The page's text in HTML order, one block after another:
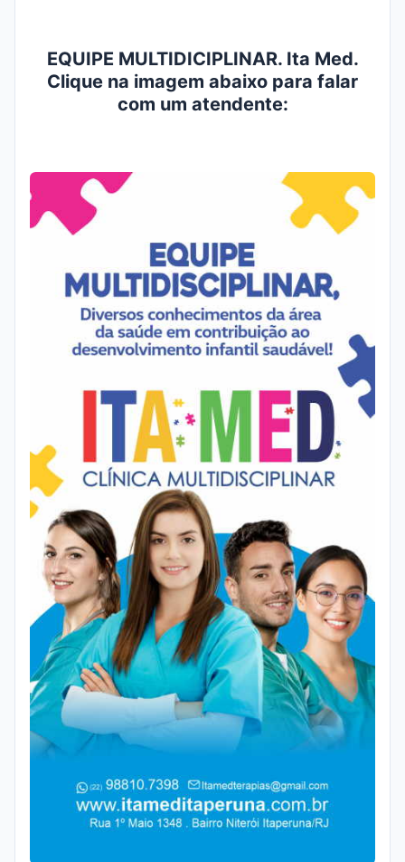
EQUIPE MULTIDICIPLINAR. Ita Med.
Clique na imagem abaixo para falar
com um atendente: